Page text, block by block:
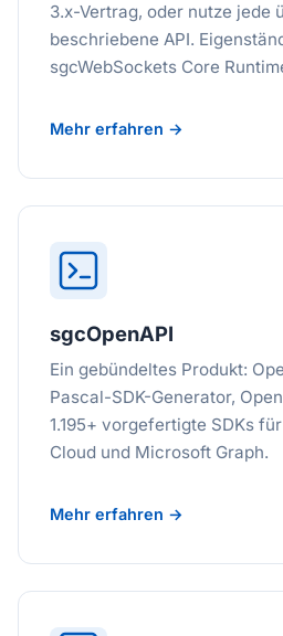
3.x-Vertrag, oder nutze jede
beschriebene API.
sgcWebSockets Core
Mehr erfahren →
sgcOpenAPI
Ein gebündeltes Produkt:
Pascal-SDK-Generator,
1.195+ vorgefertigte SDKs
Cloud und Microsoft Graph.
Mehr erfahren →